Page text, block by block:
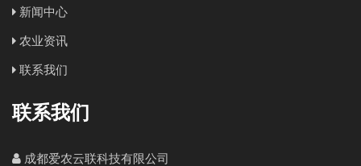
新闻中心
农业资讯
联系我们
联系我们
成都爱农云联科技有限公司